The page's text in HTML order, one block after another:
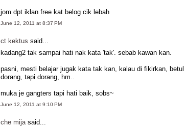
jom dpt iklan free kat belog cik lebah
June 12, 2011 at 8:37 PM
ct kektus said...
kadang2 tak sampai hati nak kata 'tak'. sebab kawan kan.
pasni, mesti belajar jugak kata tak kan, kalau di fikirkan,
dorang, tapi dorang, hm..
muka je gangters tapi hati baik, sobs~
June 12, 2011 at 9:10 PM
che mija said...